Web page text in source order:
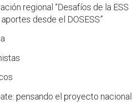
regional “Desafíos de la ESS
desde el DOSESS”
pensando el proyecto nacional